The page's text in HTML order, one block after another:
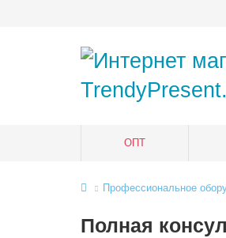
ОПТ
Профессиональное
Полная